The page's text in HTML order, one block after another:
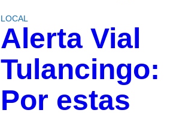
LOCAL
Alerta Vial
Tulancingo:
Por estas